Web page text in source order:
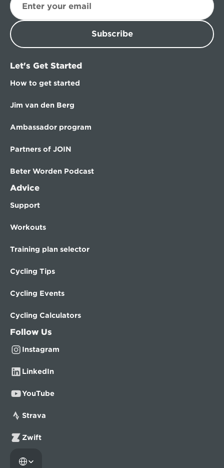
Subscribe
Let's Get Started
How to get started
Jim van den Berg
Ambassador program
Partners of JOIN
Beter Worden Podcast
Advice
Support
Workouts
Training plan selector
Cycling Tips
Cycling Events
Cycling Calculators
Follow Us
Instagram
LinkedIn
YouTube
Strava
Zwift